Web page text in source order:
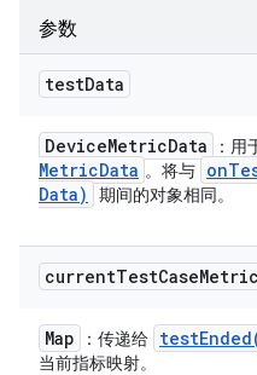
参数
testData
DeviceMetricData ：
MetricData 。将与
Data)
期间的对象相同。
currentTestCase
Map ：传递给
当前指标映射。